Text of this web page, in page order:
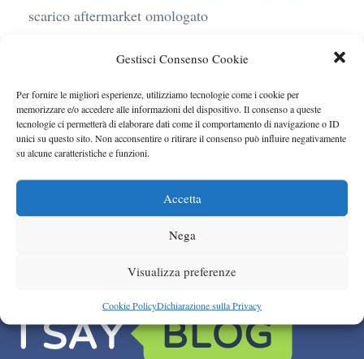
Gestisci Consenso Cookie
Per fornire le migliori esperienze, utilizziamo tecnologie come i cookie per
memorizzare e/o accedere alle informazioni del dispositivo. Il consenso a queste
tecnologie ci permetterà di elaborare dati come il comportamento di navigazione o ID
unici su questo sito. Non acconsentire o ritirare il consenso può influire negativamente
su alcune caratteristiche e funzioni.
Accetta
Nega
Visualizza preferenze
Cookie PolicyDichiarazione sulla Privacy
scarico aftermarket omologato
sostenibile, stile, anche con noleggio a lungo
termine
Ufficiale l’arrivo degli stop lampeggianti
obbligatori in Italia